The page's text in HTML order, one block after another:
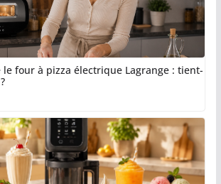
le four à pizza électrique Lagrange : tient-